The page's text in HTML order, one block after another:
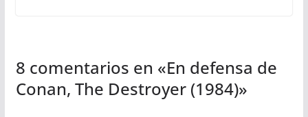
8 comentarios en «En defensa de
Conan, The Destroyer (1984)»